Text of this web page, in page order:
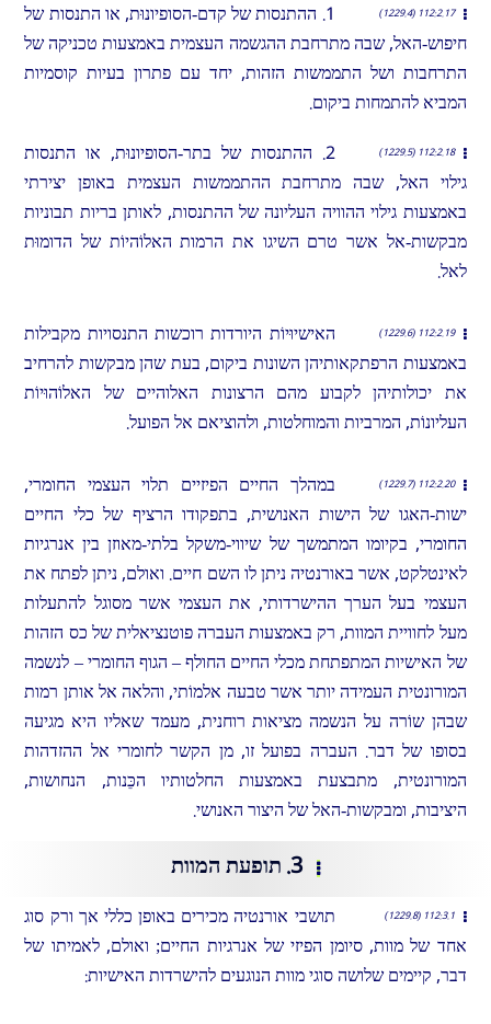
112:2.17 (1229.4)
1. ההתנסות של קדם-הסופיונוּת, או התנסות של
חיפוש-האל, שבה מתרחבת ההגשמה העצמית באמצעות טכניקה של
התרחבות ושל התממשות הזהות, יחד עם פתרון בעיות קוסמיות
המביא להתמחות ביקום.
112:2.18 (1229.5)
2. ההתנסות של בתר-הסופיונוּת, או התנסות
גילוי האל, שבה מתרחבת ההתממשות העצמית באופן יצירתי
באמצעות גילוי ההוויה העליונה של ההתנסות, לאותן בריות תבוניות
מבקשות-אל אשר טרם השיגו את הרמות האלוֹהיוֹת של הדומוּת
לאל.
112:2.19 (1229.6)
האישיוּיוֹת היורדות רוכשות התנסויות מקבילות
באמצעות הרפתקאותיהן השונות ביקום, בעת שהן מבקשות להרחיב
את יכולותיהן לקבוע מהם הרצונות האלוהיים של האלוֹהוּיוֹת
העליונוֹת, המרביות והמוחלטות, ולהוציאם אל הפועל.
112:2.20 (1229.7)
במהלך החיים הפיזיים תלוי העצמי החומרי,
ישות-האגו של הישות האנושית, בתפקודו הרציף של כלי החיים
החומרי, בקיומו המתמשך של שיווי-משקל בלתי-מאוזן בין אנרגיות
לאינטלקט, אשר באורנטיה ניתן לו השם חיים. ואולם, ניתן לפתח את
העצמי בעל הערך ההישרדותי, את העצמי אשר מסוגל להתעלות
מעל לחוויית המוות, רק באמצעות העברה פוטנציאלית של כס הזהות
של האישיות המתפתחת מכלי החיים החולף – הגוף החומרי – לנשמה
המורונטית העמידה יותר אשר טבעה אלמוֹתי, והלאה אל אותן רמות
שבהן שוֹרה על הנשמה מציאות רוחנית, מעמד שאליו היא מגיעה
בסופו של דבר. העברה בפועל זו, מן הקשר לחומרי אל ההזדהות
המורונטית, מתבצעת באמצעות החלטותיו הכֵּנות, הנחושות,
היציבות, ומבקשות-האל של היצור האנושי.
3. תופעת המוות
112:3.1 (1229.8)
תושבי אורנטיה מכירים באופן כללי אך ורק סוג
אחד של מוות, סיומן הפיזי של אנרגיות החיים; ואולם, לאמיתו של
דבר, קיימים שלושה סוגי מוות הנוגעים להישרדות האישיות: